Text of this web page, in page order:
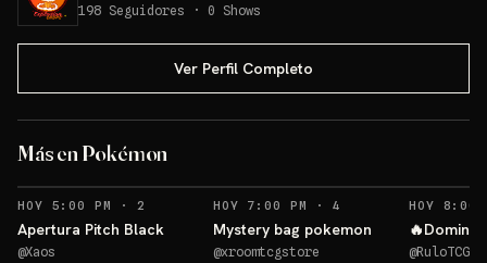
198 Seguidores · 0 Shows
Ver Perfil Completo
Más en Pokémon
HOY 5:00 PM · 2 RECORDATORIOS
Apertura Pitch Black
@Xaos
HOY 7:00 PM ·4 RECORDATORIOS
Mystery bag pokemon
@xroomtcgstore
HOY 8:00
@RuloTCG